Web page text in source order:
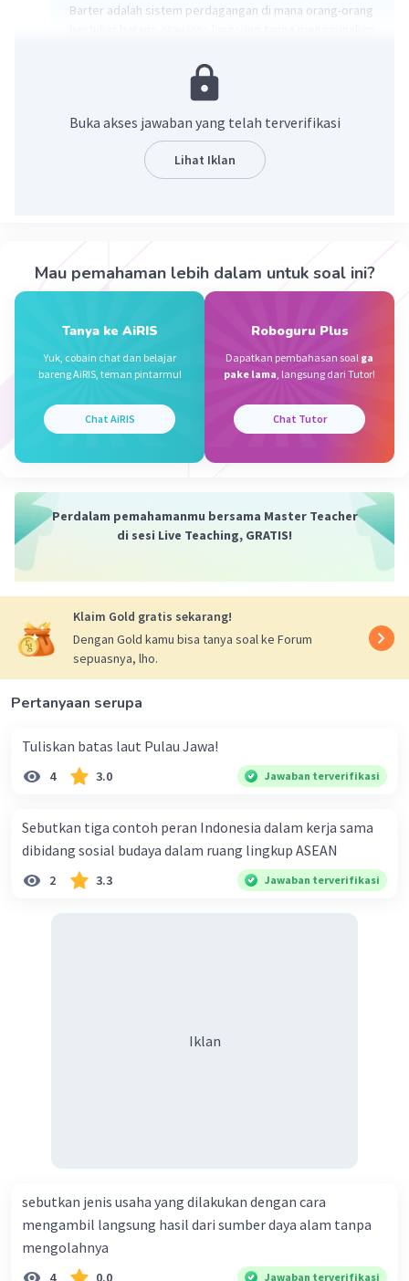
Barter adalah sistem perdagangan di mana orang-orang
bentuk pertukaran tertua yang diketahui dan biasanya
terjadi dalam masyarakat yang belum mengembangkan
·0.0
Iklan
Jawaban terverifikasi
barter adalah suatu sistem pertukaran antara
atau sebaliknya.
Beri Rating Balas
Buka akses jawaban yang telah terverifikasi
Lihat Iklan
Mau pemahaman lebih dalam untuk soal ini?
Tanya ke AiRIS
Yuk, cobain chat dan belajar
bareng AiRIS, teman pintarmu!
Chat AiRIS
Roboguru Plus
Dapatkan pembahasan soal ga
pake lama, langsung dari Tutor!
Chat Tutor
Perdalam pemahamanmu bersama Master Teacher
di sesi Live Teaching, GRATIS!
Klaim Gold gratis sekarang!
Dengan Gold kamu bisa tanya soal ke Forum
sepuasnya, lho.
Pertanyaan serupa
Tuliskan batas laut Pulau Jawa!
4 3.0 Jawaban terverifikasi
Sebutkan tiga contoh peran Indonesia dalam kerja sama
dibidang sosial budaya dalam ruang lingkup ASEAN
2 3.3 Jawaban terverifikasi
Iklan
sebutkan jenis usaha yang dilakukan dengan cara
mengambil langsung hasil dari sumber daya alam tanpa
mengolahnya
4 0.0 Jawaban terverifikasi